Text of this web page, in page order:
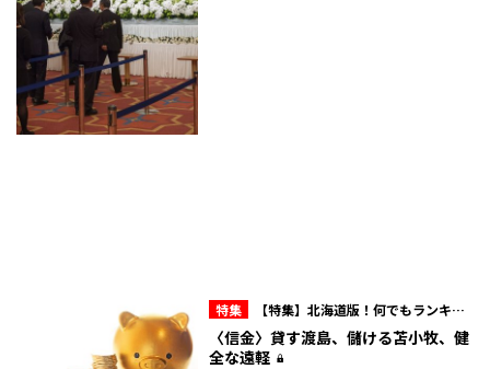
特集
【特集】北海道版！何でもランキン
グ&マル秘データ
〈信金〉貸す渡島、儲ける苫小牧、健
全な遠軽